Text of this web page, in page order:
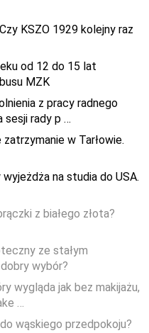
KSZO 1929 kolejny raz
od 12 do 15 lat
MZK
z pracy radnego
sesji rady p …
w Tarłowie.
na studia do USA.
z białego złota?
ze stałym
wybór?
wygląda jak bez makijażu,
…
wąskiego przedpokoju?